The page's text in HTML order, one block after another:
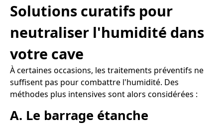
Solutions curatifs pour
neutraliser l'humidité dans
votre cave
À certaines occasions, les traitements préventifs ne
suffisent pas pour combattre l'humidité. Des
méthodes plus intensives sont alors considérées :
A. Le barrage étanche